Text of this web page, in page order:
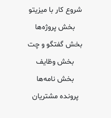
شروع کار با میزیتو
بخش پروژه‌ها
بخش گفتگو و چت
بخش وظایف
بخش نامه‌ها
پرونده مشتریان